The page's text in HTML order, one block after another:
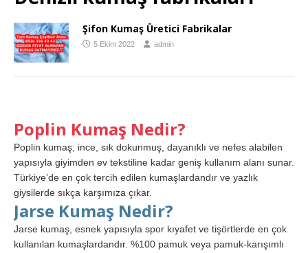
Şifon Kumaş Üretici Fabrikalar
5 Ekim 2022 admin
Poplin Kumaş Nedir?
Poplin kumaş; ince, sık dokunmuş, dayanıklı ve nefes alabilen
yapısıyla giyimden ev tekstiline kadar geniş kullanım alanı sunar.
Türkiye’de en çok tercih edilen kumaşlardandır ve yazlık
giysilerde sıkça karşımıza çıkar.
Jarse Kumaş Nedir?
Jarse kumaş, esnek yapısıyla spor kıyafet ve tişörtlerde en çok
kullanılan kumaşlardandır. %100 pamuk veya pamuk-karışımlı